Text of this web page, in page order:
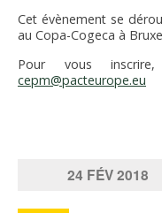
Cet évènement se
au Copa-Cogeca à
Pour vous
cepm@pacteurope.eu
24 FÉV2018